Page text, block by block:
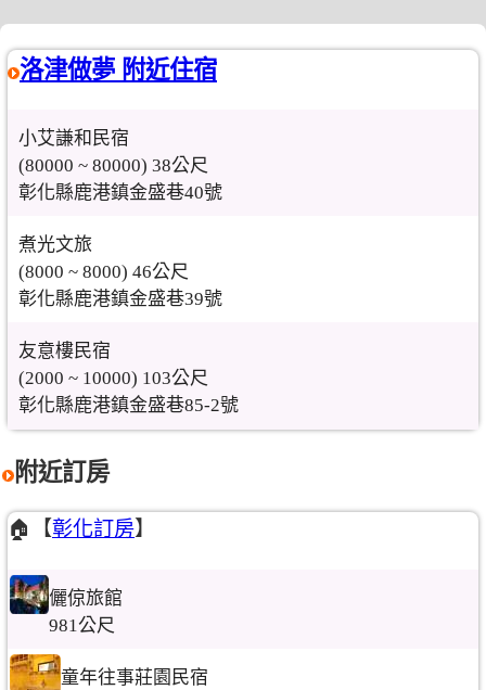
洛津做夢 附近住宿
小艾謙和民宿
(80000 ~ 80000) 38公尺
彰化縣鹿港鎮金盛巷40號
煮光文旅
(8000 ~ 8000) 46公尺
彰化縣鹿港鎮金盛巷39號
友意樓民宿
(2000 ~ 10000) 103公尺
彰化縣鹿港鎮金盛巷85-2號
附近訂房
🏠【彰化訂房】
儷倞旅館
981公尺
童年往事莊園民宿